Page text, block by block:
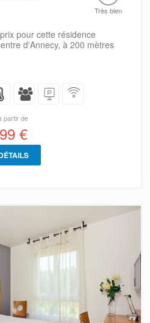
Très bien
pour cette résidence
d'Annecy, à 200 mètres
partir de
99 €